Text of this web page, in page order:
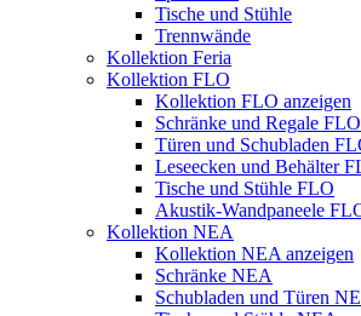
Tische und Stühle
Trennwände
Kollektion Feria
Kollektion FLO
Kollektion FLO anzeigen
Schränke und Regale FLO
Türen und Schubladen
Leseecken und Behälter
Tische und Stühle FLO
Akustik-Wandpaneele
Kollektion NEA
Kollektion NEA anzeigen
Schränke NEA
Schubladen und Türen